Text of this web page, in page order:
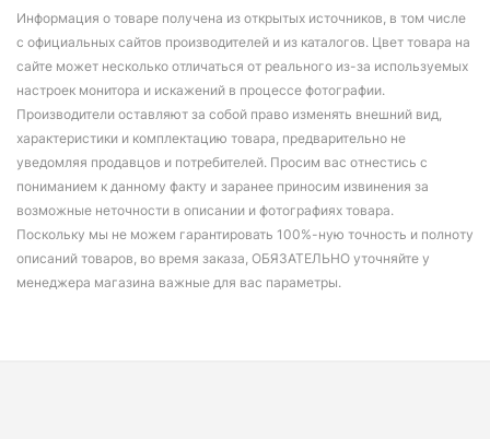
Информация о товаре получена из открытых источников, в том числе
с официальных сайтов производителей и из каталогов. Цвет товара на
сайте может несколько отличаться от реального из-за используемых
настроек монитора и искажений в процессе фотографии.
Производители оставляют за собой право изменять внешний вид,
характеристики и комплектацию товара, предварительно не
уведомляя продавцов и потребителей. Просим вас отнестись с
пониманием к данному факту и заранее приносим извинения за
возможные неточности в описании и фотографиях товара.
Поскольку мы не можем гарантировать 100%-ную точность и полноту
описаний товаров, во время заказа, ОБЯЗАТЕЛЬНО уточняйте у
менеджера магазина важные для вас параметры.